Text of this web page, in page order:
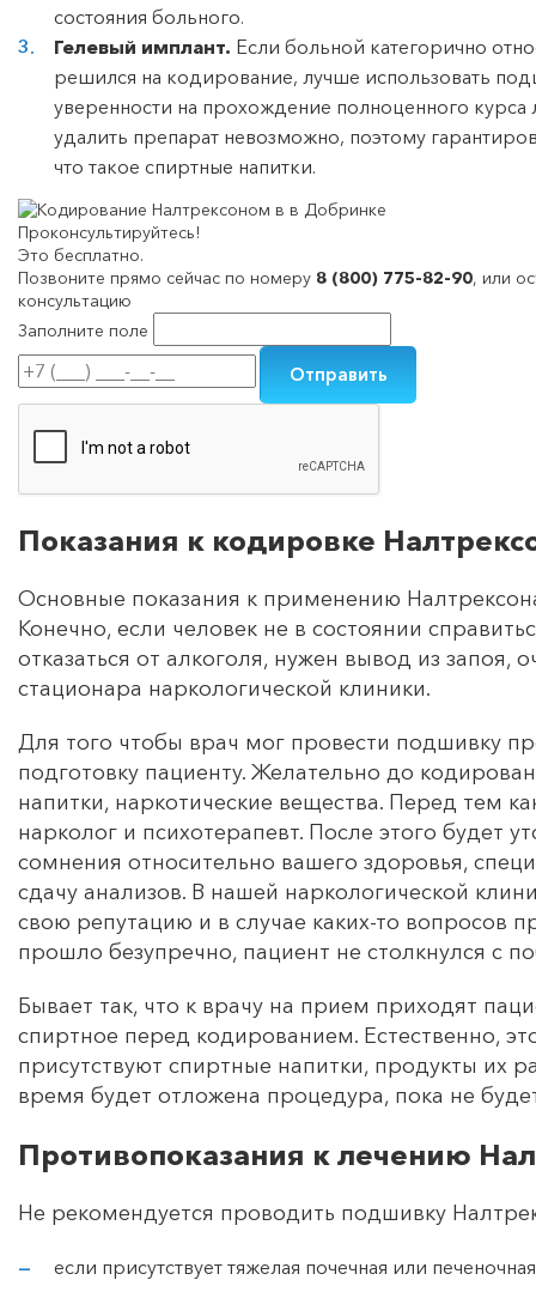
состояния больного.
Гелевый имплант. Если больной категорично
решился на кодирование, лучше использовать
уверенности на прохождение полноценного
удалить препарат невозможно, поэтому
что такое спиртные напитки.
Проконсультируйтесь!
Это бесплатно.
Позвоните прямо сейчас по номеру 8 (800) 775-82-90, или
консультацию
Заполните поле
Показания к кодировке
Основные показания к применению
Конечно, если человек не в состоянии
отказаться от алкоголя, нужен вывод из
стационара наркологической клиники.
Для того чтобы врач мог провести подшивку
подготовку пациенту. Желательно до
напитки, наркотические вещества. Перед тем
нарколог и психотерапевт. После этого будет
сомнения относительно вашего здоровья,
сдачу анализов. В нашей наркологической
свою репутацию и в случае каких-то вопросов
прошло безупречно, пациент не столкнулся с
Бывает так, что к врачу на прием приходят
спиртное перед кодированием. Естественно,
присутствуют спиртные напитки, продукты их
время будет отложена процедура, пока не
Противопоказания к лечению
Не рекомендуется проводить подшивку
если присутствует тяжелая почечная или